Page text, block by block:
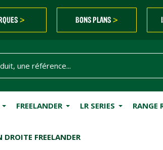
> BONS PLANS >
FREELANDER LR SERIES RANGE
FREELANDER